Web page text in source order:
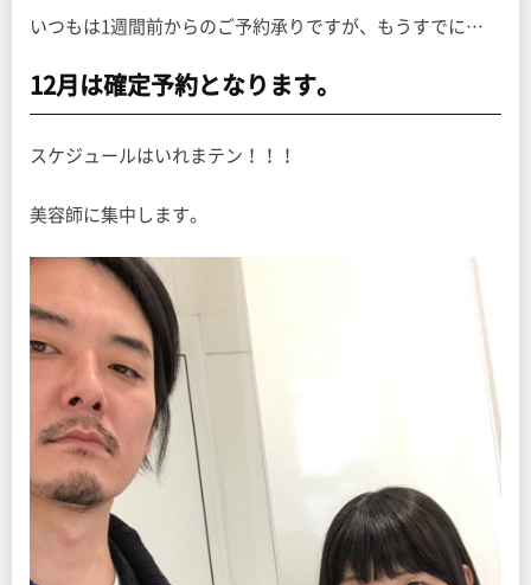
いつもは1週間前からのご予約承りですが、もうすでに…
12月は確定予約となります。
スケジュールはいれまテン！！！
美容師に集中します。